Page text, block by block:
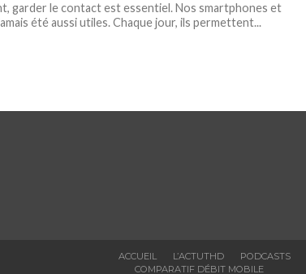
garder le contact est essentiel. Nos smartphones et
été aussi utiles. Chaque jour, ils permettent...
ACCUEIL L’ACTUTHD PODCASTS
COMPARATIF DÉBIT MOBILE